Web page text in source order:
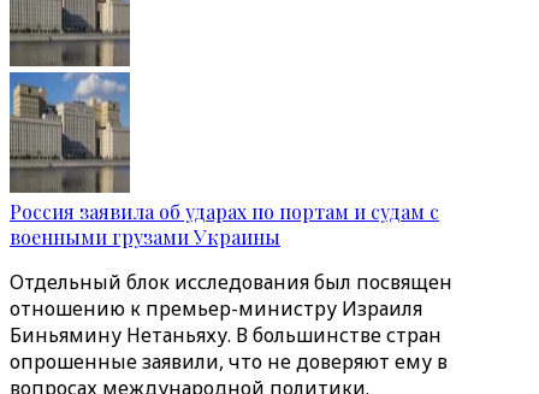
Россия заявила об ударах по портам и судам с
военными грузами Украины
Отдельный блок исследования был посвящен
отношению к премьер-министру Израиля
Биньямину Нетаньяху. В большинстве стран
опрошенные заявили, что не доверяют ему в
вопросах международной политики.